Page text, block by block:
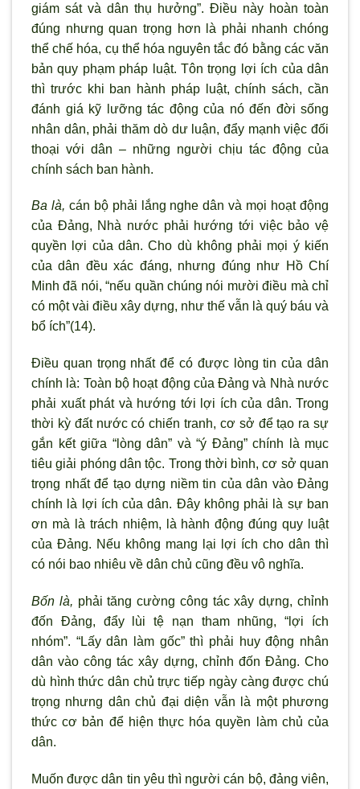
giám sát và dân thụ hưởng”. Điều này hoàn toàn
đúng nhưng quan trọng hơn là phải nhanh chóng
thể chế hóa, cụ thể hóa nguyên tắc đó bằng các văn
bản quy phạm pháp luật. Tôn trọng lợi ích của dân
thì trước khi ban hành pháp luật, chính sách, cần
đánh giá kỹ lưỡng tác động của nó đến đời sống
nhân dân, phải thăm dò dư luận, đẩy mạnh việc đối
thoại với dân – những người chịu tác động của
chính sách ban hành.
Ba là, cán bộ phải lắng nghe dân và mọi hoạt động
của Đảng, Nhà nước phải hướng tới việc bảo vệ
quyền lợi của dân. Cho dù không phải mọi ý kiến
của dân đều xác đáng, nhưng đúng như Hồ Chí
Minh đã nói, “nếu quần chúng nói mười điều mà chỉ
có một vài điều xây dựng, như thế vẫn là quý báu và
bổ ích”(14).
Điều quan trọng nhất để có được lòng tin của dân
chính là: Toàn bộ hoạt động của Đảng và Nhà nước
phải xuất phát và hướng tới lợi ích của dân. Trong
thời kỳ đất nước có chiến tranh, cơ sở để tạo ra sự
gắn kết giữa “l òng dân” và “ý Đảng” chính là mục
tiêu giải phóng dân tộc. Trong thời bình, cơ sở quan
trọng nhất để tạo dựng niềm tin của dân vào Đảng
chính là lợi ích của dân. Đây không phải là sự ban
ơn mà là trách nhiệm, là hành động đúng quy luật
của Đảng. Nếu không mang lại lợi ích cho dân thì
có nói bao nhiêu về dân chủ cũng đều vô nghĩa.
Bốn là, phải tăng cường công tác xây dựng, chỉnh
đốn Đảng, đẩy lùi tệ nạn tham nhũng, “lợi ích
nhóm”. “Lấy dân làm gốc” thì phải huy động nhân
dân vào công tác xây dựng, chỉnh đốn Đảng. Cho
dù hình thức dân chủ trực tiếp ngày càng được chú
trọng nhưng dân chủ đại diện vẫn là một phương
thức cơ bản để hiện thực hóa quyền làm chủ của
dân.
Muốn được dân tin yêu thì người cán bộ, đảng viên,